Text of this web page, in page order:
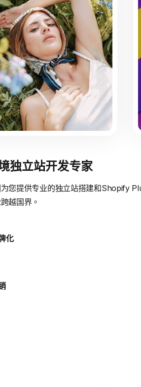
独立站开发专家
您提供专业的独立站搭建和Shopify
越国界。
化